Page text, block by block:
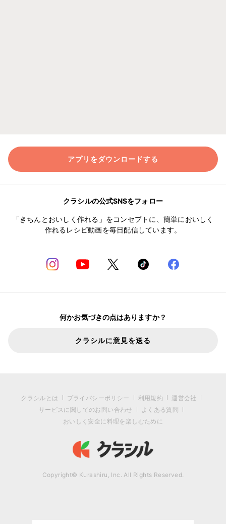
アプリをダウンロードする
クラシルの公式SNSをフォロー
「きちんとおいしく作れる」をコンセプトに、簡単においしく
作れるレシピ動画を毎日配信しています。
何かお気づきの点はありますか？
クラシルに意見を送る
クラシルとは プライバシーポリシー 利用規約
運営会社
サービスに関してのお問い合わせ
よくある質問
おいしく安全に料理を楽しむために
Copyright© Kurashiru, Inc. All Rights Reserved.